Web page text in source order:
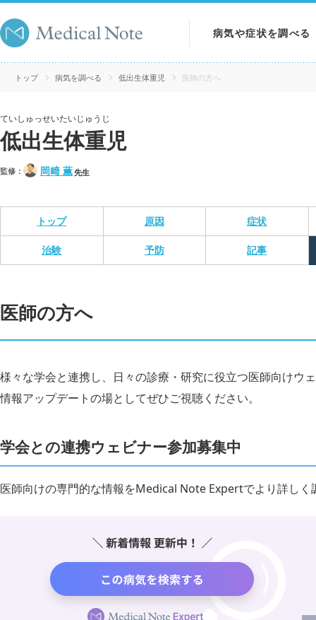
病気や症状を調べる
病気を調べる
トップ 病気を調べる 低出生体重児 医師の方へ
ていしゅっせいたいじゅうじ
低出生体重児
監修： 岡﨑 薫先生
トップ 原因 症状
治験 予防 記事
医師の方へ
様々な学会と連携し、日々の診療・研究に役立つ医師向けウ
情報アップデートの場としてぜひご視聴ください。
学会との連携ウェビナー参加募集中
医師向けの専門的な情報をMedical Note Expertでより詳しく